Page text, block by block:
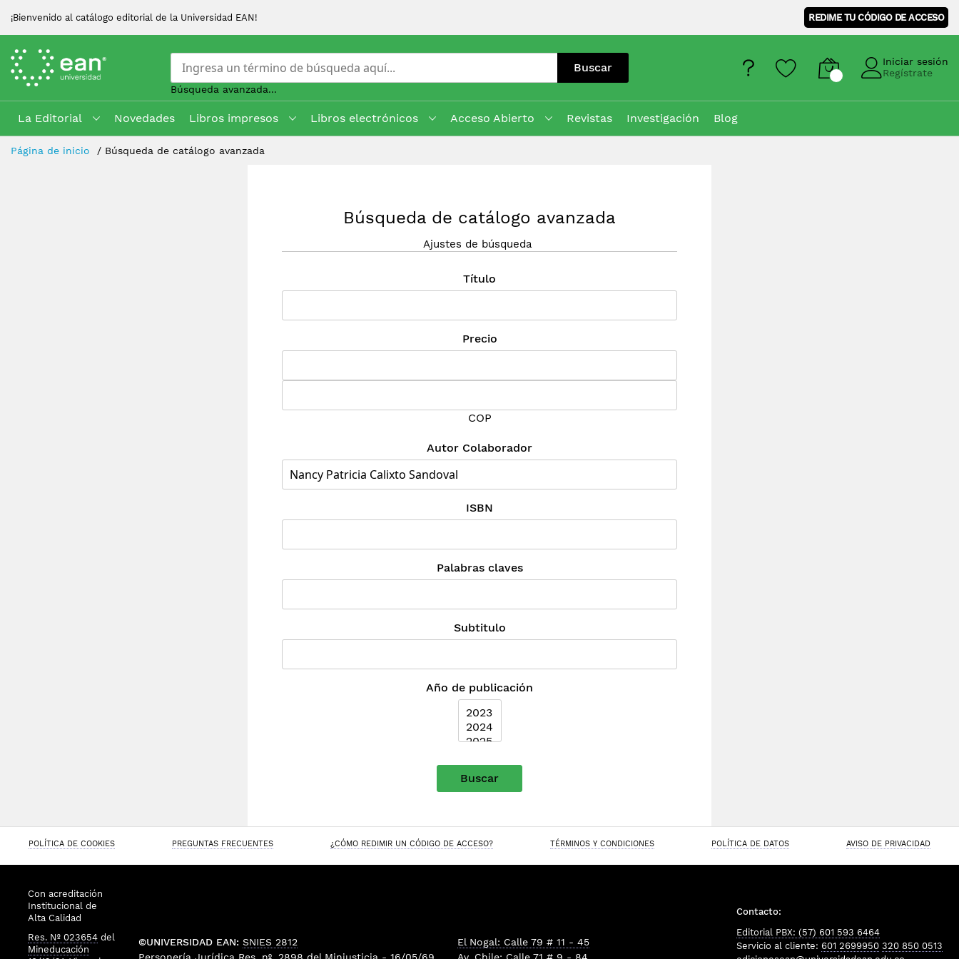
¡Bienvenido al catálogo editorial de la Universidad EAN! REDIME TU CÓDIGO DE ACCESO
Buscar
Búsqueda avanzada...
Iniciar sesión
Regístrate
La Editorial Novedades Libros impresos Libros electrónicos Acceso Abierto Revistas Investigación
Blog
Skip
Página de inicio Búsqueda de catálogo avanzada
Búsqueda de catálogo avanzada
Ajustes de búsqueda
Título
Precio
COP
Autor Colaborador
ISBN
Palabras claves
Subtitulo
Año de publicación
Buscar
POLÍTICA DE COOKIES PREGUNTAS FRECUENTES ¿CÓMO REDIMIR UN CÓDIGO DE ACCESO? TÉRMINOS Y CONDICIONES POLÍTICA DE DATOS AVISO DE PRIVACIDAD
Con acreditación
Institucional de
Alta Calidad
Res. Nº 023654 del
Mineducación
©UNIVERSIDAD EAN: SNIES 2812
El Nogal: Calle 79 # 11 - 45
Contacto:
Editorial PBX: (57) 601 593 6464
Servicio al cliente: 601 2699950 320 850 0513